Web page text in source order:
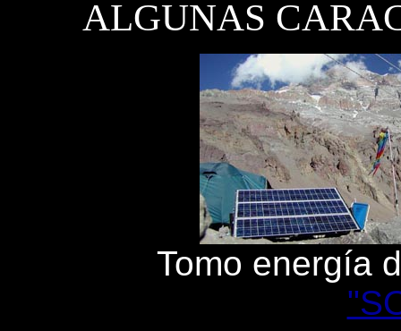
ALGUNAS
Tomo energía